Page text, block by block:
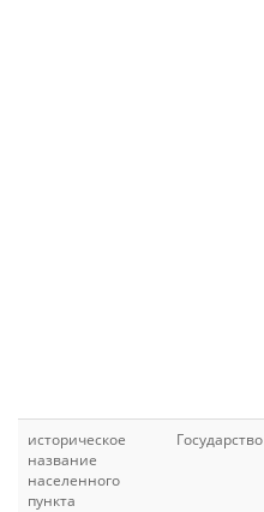
историческое
название
населенного
пункта
Государство